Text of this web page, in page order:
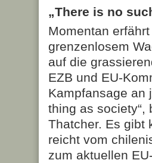
„There is no
Momentan
grenzenlosem
auf die
EZB und EU-
Kampfansage an
thing as society“,
Thatcher. Es gibt
reicht vom
zum aktuellen